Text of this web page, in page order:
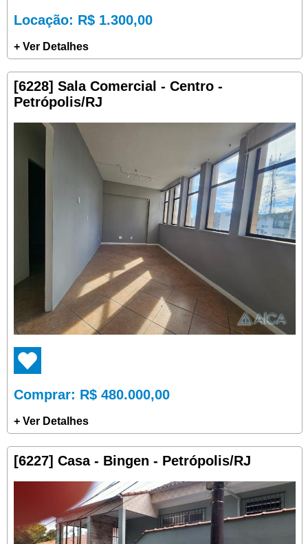
Locação: R$ 1.300,00
+ Ver Detalhes
[6228] Sala Comercial - Centro -
Petrópolis/RJ
Comprar: R$ 480.000,00
+ Ver Detalhes
[6227] Casa - Bingen - Petrópolis/RJ